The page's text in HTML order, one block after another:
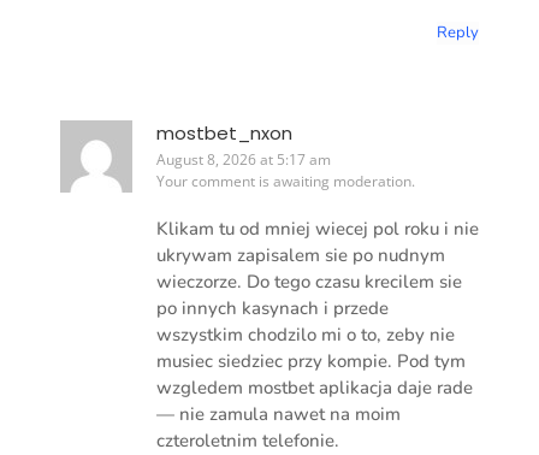
Reply
mostbet_nxon
August 8, 2026 at 5:17 am
Your comment is awaiting moderation.
Klikam tu od mniej wiecej pol roku i nie
ukrywam zapisalem sie po nudnym
wieczorze. Do tego czasu krecilem sie
po innych kasynach i przede
wszystkim chodzilo mi o to, zeby nie
musiec siedziec przy kompie. Pod tym
wzgledem mostbet aplikacja daje rade
— nie zamula nawet na moim
czteroletnim telefonie.